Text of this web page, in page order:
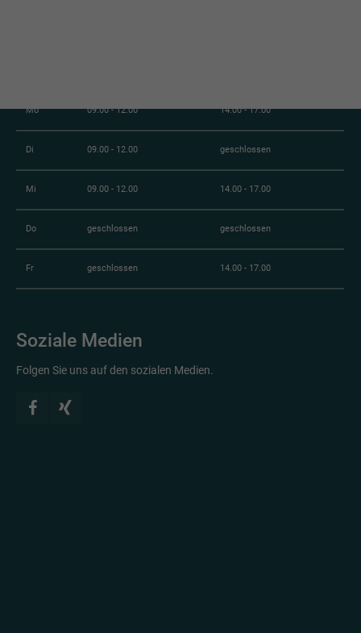
Mo 09.00 - 12.00 14.00 - 17.00
Di 09.00 - 12.00 geschlossen
Mi 09.00 - 12.00 14.00 - 17.00
Do geschlossen geschlossen
Fr geschlossen 14.00 - 17.00
Soziale Medien
Folgen Sie uns auf den sozialen Medien.